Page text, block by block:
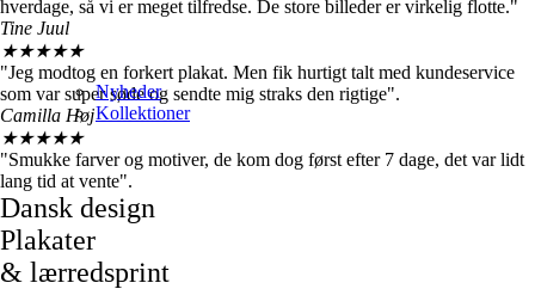
Nyheder
Kollektioner
hverdage, så vi er meget tilfredse. De store billeder er virkelig flotte."
Tine Juul
★★★★★
"Jeg modtog en forkert plakat. Men fik hurtigt talt med kundeservice
som var super søde og sendte mig straks den rigtige".
Camilla Høj
★★★★★
"Smukke farver og motiver, de kom dog først efter 7 dage, det var lidt
lang tid at vente".
Dansk design
Plakater
& lærredsprint